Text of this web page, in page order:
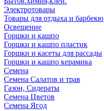
Электротовары
Товары для отдыха и барбекю
Освещение
Горшки и кашпо
Горшки и кашпо пластик
Горшки и касеты для рассады
Горшки и кашпо керамика
Семена
Семена Салатов и трав
Газон, Сидераты
Семена Цветов
Семена Ягод